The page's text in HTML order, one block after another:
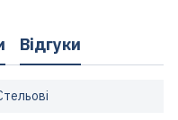
Відгуки